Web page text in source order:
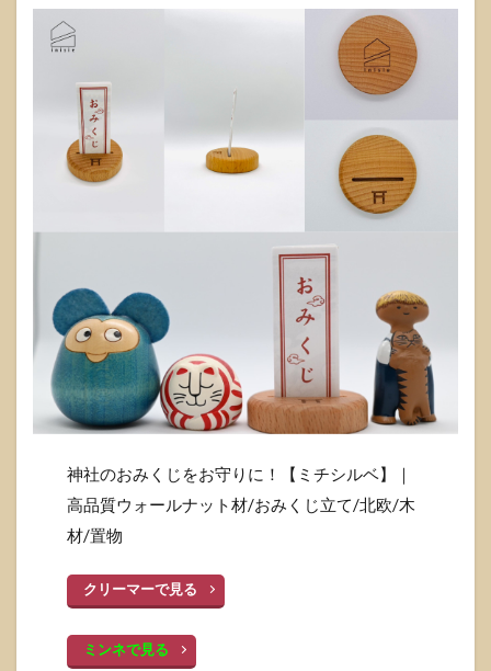
神社のおみくじをお守りに！【ミチシルベ】｜
高品質ウォールナット材/おみくじ立て/北欧/木
材/置物
クリーマーで見る
ミンネで見る